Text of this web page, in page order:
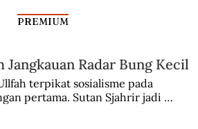
PREMIUM
Jangkauan Radar Bung Kecil
terpikat sosialisme pada
pertama. Sutan Sjahrir jadi